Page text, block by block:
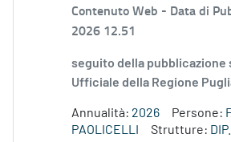
Contenuto Web - Data di
2026 12.51
seguito della pubblicazione
Ufficiale della Regione
Annualità: 2026 Persone:
PAOLICELLI
Strutture: